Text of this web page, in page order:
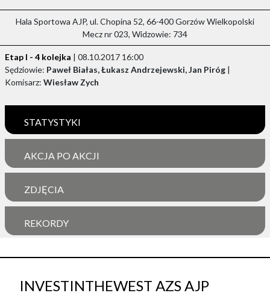
Hala Sportowa AJP, ul. Chopina 52, 66-400 Gorzów Wielkopolski
Mecz nr 023, Widzowie: 734
Etap I - 4 kolejka | 08.10.2017 16:00
Sędziowie: Paweł Białas, Łukasz Andrzejewski, Jan Piróg |
Komisarz: Wiesław Zych
STATYSTYKI
AKCJA PO AKCJI
ZDJĘCIA
REKORDY
INVESTINTHEWEST AZS AJP